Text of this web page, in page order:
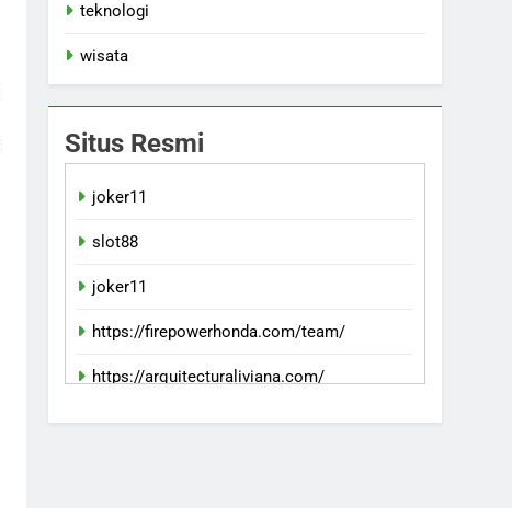
teknologi
wisata
Situs Resmi
joker11
slot88
joker11
https://firepowerhonda.com/team/
https://arquitecturaliviana.com/
indowin 88jp